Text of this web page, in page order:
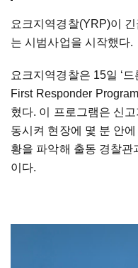
요크지역경찰(YRP)이
는 시범사업을 시작했다.
요크지역경찰은 15일 ‘
First Responder
혔다. 이 프로그램은 신
동시켜 현장에 몇 분 안
황을 파악해 출동 경찰관
이다.